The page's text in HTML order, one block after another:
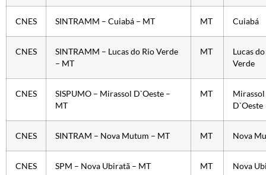
CNES SINTRAMM – Cuiabá – MT MT Cuiabá
CNES
SINTRAMM – Lucas do Rio Verde
– MT
MT
Lucas
Verde
CNES
SISPUMO – Mirassol D`Oeste –
MT
MT
Mirassol
D`Oeste
CNES SINTRAM – Nova Mutum – MT MT Nova
CNES SPM – Nova Ubiratã – MT MT Nova